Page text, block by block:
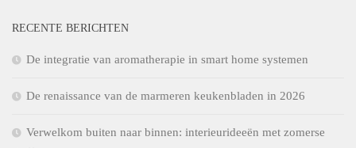
RECENTE BERICHTEN
De integratie van aromatherapie in smart home systemen
De renaissance van de marmeren keukenbladen in 2026
Verwelkom buiten naar binnen: interieurideeën met zomerse